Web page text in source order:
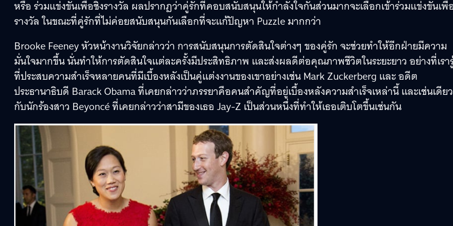
หรือ ร่วมแข่งขันเพื่อชิงรางวัล ผลปรากฏว่าคู่รักที่คอบสนับสนุนให้กำลังใจกันส่วนมากจะเลือกเข้าร่วมแข่งขันเพื่
รางวัล ในขณะที่คู่รักที่ไม่ค่อยสนับสนุนกันเลือกที่จะแก้ปัญหา Puzzle มากกว่า
Brooke Feeney หัวหน้างานวิจัยกล่าวว่า การสนับสนุนการตัดสินใจต่างๆ ของคู่รัก จะช่วยทำให้อีกฝ่ายมีความ
มั่นใจมากขึ้น นั่นทำให้การตัดสินใจแต่ละครั้งมีประสิทธิภาพ และส่งผลดีต่อคุณภาพชีวิตในระยะยาว อย่างที่เร
ที่ประสบความสำเร็จหลายคนที่มีเบื้องหลังเป็นคู่แต่งงานของเขาอย่างเช่น Mark Zuckerberg และ อดีต
ประธานาธิบดี Barack Obama ที่เคยกล่าวว่าภรรยาคือคนสำคัญที่อยู่เบื้องหลังความสำเร็จเหล่านี้ และเช่นเดีย
กับนักร้องสาว Beyoncé ที่เคยกล่าวว่าสามีของเธอ Jay-Z เป็นส่วนหนึ่งที่ทำให้เธอเติบโตขึ้นเช่นกัน